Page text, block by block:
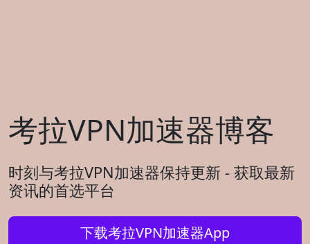
考拉VPN加速器博客
时刻与考拉VPN加速器保持更新 - 获取最新
资讯的首选平台
下载考拉VPN加速器App